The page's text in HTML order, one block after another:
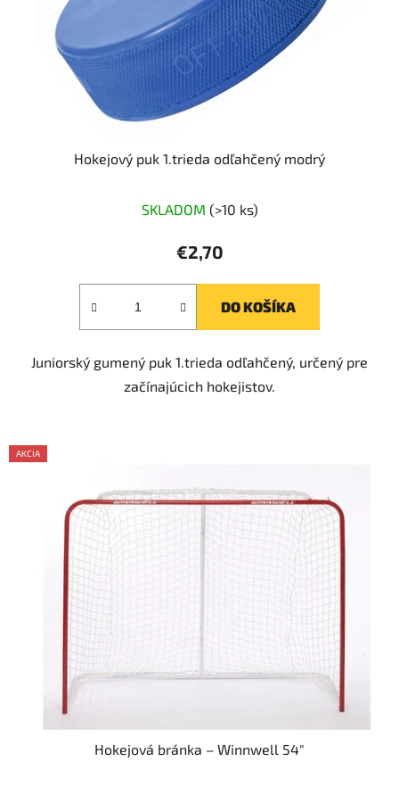
Hokejový puk 1.trieda odľahčený modrý
SKLADOM (>10 ks)
€2,70
DO KOŠÍKA
Juniorský gumený puk 1.trieda odľahčený, určený pre
začínajúcich hokejistov.
AKCIA
Hokejová bránka – Winnwell 54"